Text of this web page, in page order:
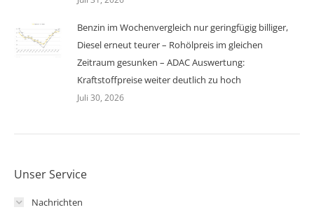
Benzin im Wochenvergleich nur geringfügig billiger,
Diesel erneut teurer – Rohölpreis im gleichen
Zeitraum gesunken – ADAC Auswertung:
Kraftstoffpreise weiter deutlich zu hoch
Juli 30, 2026
Unser Service
Nachrichten